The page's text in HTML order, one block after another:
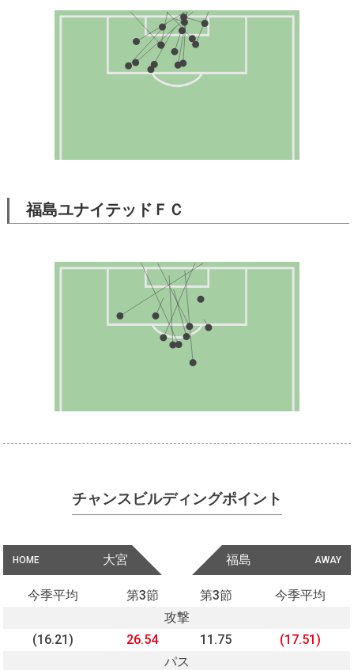
福島ユナイテッドＦＣ
チャンスビルディングポイント
HOME 大宮 AWAY
福島
今季平均 第3節 第3節
今季平均
攻撃
(16.21)
26.54 11.75
(17.51)
パス